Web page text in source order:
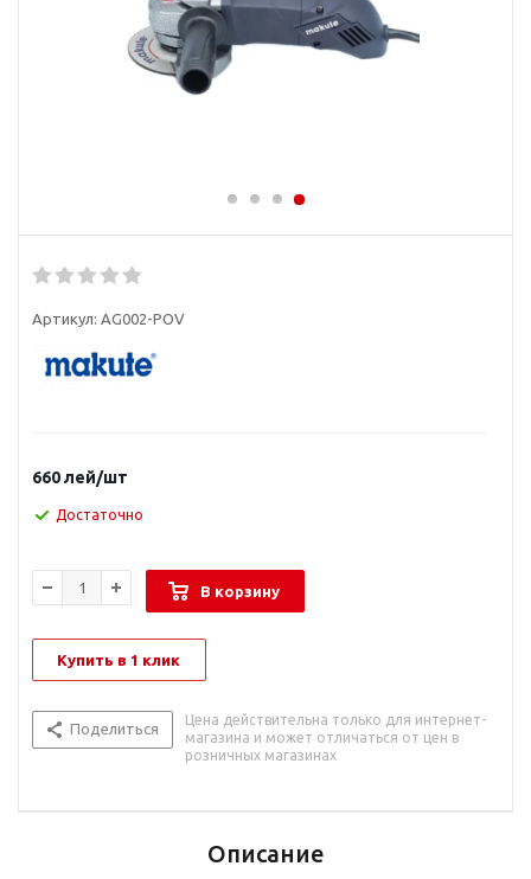
Артикул: AG002-POV
660лей/шт
Достаточно
В корзину
Купить в 1 клик
Поделиться
Цена действительна только для интернет-
магазина и может отличаться от цен в
розничных магазинах
Описание